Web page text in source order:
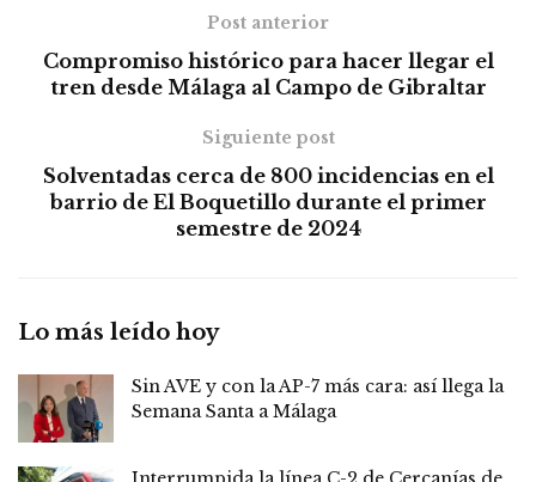
Post anterior
Compromiso histórico para hacer llegar el
tren desde Málaga al Campo de Gibraltar
Siguiente post
Solventadas cerca de 800 incidencias en el
barrio de El Boquetillo durante el primer
semestre de 2024
Lo más leído hoy
Sin AVE y con la AP-7 más cara: así llega la
Semana Santa a Málaga